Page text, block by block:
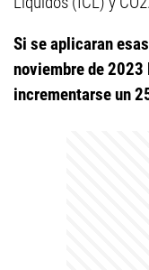
Si se aplicaran
noviembre de
incrementarse un